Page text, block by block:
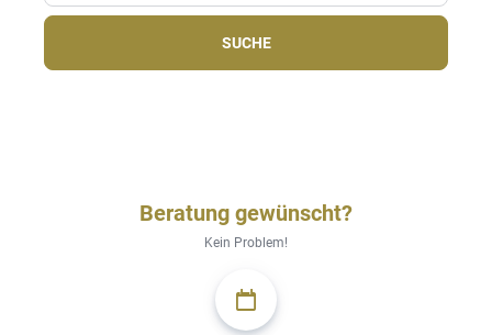
SUCHE
Beratung gewünscht?
Kein Problem!